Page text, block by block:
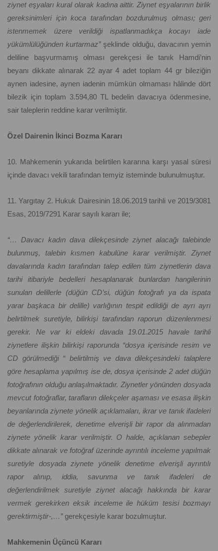
ziynet eşyaları kural olarak kadına aittir. Ziynet eşyalarının birlik
gereksinimleri için koca tarafından bozdurulmuş olması; geri
istenmemek üzere verildiği ispatlanmadıkça kocayı iade
yükümlülüğünden kurtarmaz”şeklinde olduğu, davacının yemin
deliline başvurmamış olması gerekçesi ile tanık Hamdi’nin
beyanı dikkate alınarak 22 ayar 4 adet toplam 44 gr bileziğin
aynen iadesine, aynen iadenin mümkün olmaması hâlinde dört
bilezik için toplam 3.594,80 TL bedelin davacıya ödenmesine,
sair taleplerin reddine karar verilmiştir.
Özel Dairenin İkinci Bozma Kararı
10. Mahkemenin yukarıda belirtilen kararına karşı yasal süresi
içinde davacı vekili tarafından temyiz isteminde bulunulmuştur.
11. Yargıtay 2. Hukuk Dairesinin 18.06.2019 tarihli ve 2019/3081
Esas, 2019/7291 Karar sayılı kararı ile;
“… Davacı kadın dava dilekçesinde ziynet alacağı talebinde
bulunmuş, talebin kısmen kabulüne karar verilmiştir. Ziynet
davalarında kadın tarafından talep edilen tüm ziynetlerin dava
tarihi itibariyle bedelleri hesaplanarak bunlardan hangilerinin
sunulan delillerle (düğün CD’si, düğün fotoğrafı ya da ispata
yarar başkaca bir delille) varlığının tespit edildiği de ayrı ayrı
belirtilmek suretiyle, bilirkişi tarafından raporun düzenlenmesi
gerekir. Ne var ki eldeki davada 19.01.2015 havale tarihli
ziynetlere ilişkin bilirkişi raporunda “dosya içerisinde resim ve
CD görülmediği “ belirtilmiş ve dava dilekçesindeki talaplere
göre hesaplama yapılmış ise de, dosya içerisinde 2 adet düğün
fotoğrafının olduğu anlaşılmaktadır. Ziynetler yönünden dosyada
mevcut fotoğraflar, tarafların dilekçeler aşaması ve esasa ilişkin
beyanlarında ziynete yönelik açıklamaları, ikrar ve tanık ifadeleri
de değerlendirilerek, denetime elverişli bir rapor da alınmadan
ziynete yönelik karar verilmiştir. O halde, açıklanan sebepler
dikkate alınarak ve fotoğraf üzerinde ayrıntılı inceleme yapılmak
suretiyle dosyada ziynete yönelik denetime elverişli ayrıntılı
rapor alınıp, iddia, savunma ve tanık ifadeleri de
değerlendirilmek suretiyle ziynet alacağı hakkında bir karar
vermek gerekirken eksik inceleme ile hüküm tesisi bozmayı
gerektirmiştir-,…”gerekçesiyle karar bozulmuştur.
Mahkemenin Üçüncü Kararı